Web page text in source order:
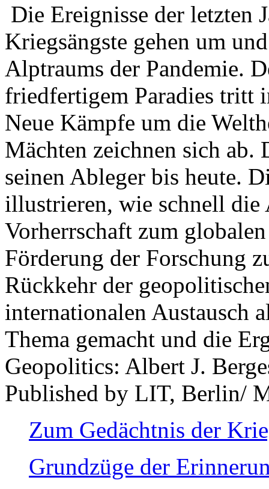
Die Ereignisse der letzten
Kriegsängste gehen um
Alptraums der Pandemie.
friedfertigem Paradies tritt
Neue Kämpfe um die
Mächten zeichnen sich
seinen Ableger bis heute.
illustrieren, wie schnell die
Vorherrschaft zum
Förderung der Forschung
Rückkehr der
internationalen Austausch
Thema gemacht und die
Geopolitics: Albert J.
Published by LIT, Berlin/
Zum Gedächtnis der
Grundzüge der